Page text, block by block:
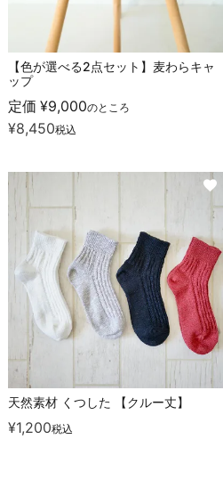
【色が選べる2点セット】麦わらキャ
ップ
定価 ¥9,000のところ
¥8,450税込
天然素材 くつした 【クルー丈】
¥1,200税込